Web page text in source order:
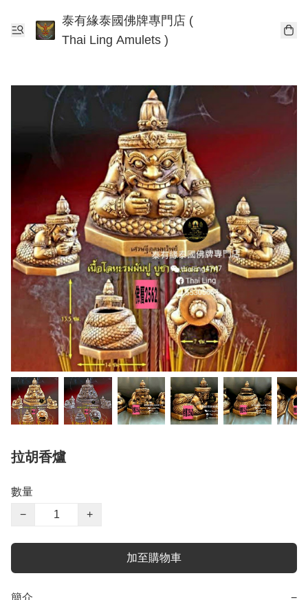
泰有緣泰國佛牌專門店 (
Thai Ling Amulets )
拉胡香爐
數量
−
+
加至購物車